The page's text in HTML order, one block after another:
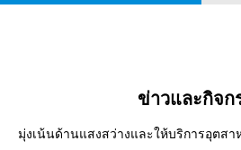
ข่าวและกิจก
มุ่งเน้นด้านแสงสว่างและให้บริการอุตสา